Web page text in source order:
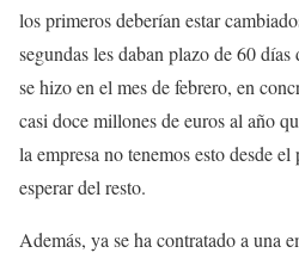
los primeros deberían estar
segundas les daban plazo de 60
se hizo en el mes de febrero, en
casi doce millones de euros al año
la empresa no tenemos esto desde
esperar del resto.
Además, ya se ha contratado a una